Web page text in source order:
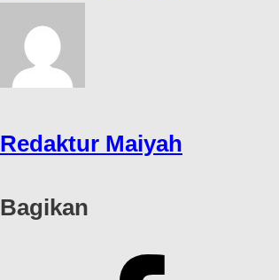
Redaktur Maiyah
Bagikan